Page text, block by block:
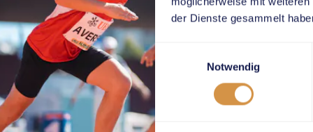
der Dienste gesammelt
Einwilligungsauswahl
Notwendig